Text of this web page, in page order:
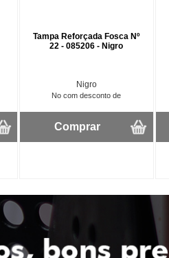
Tampa Reforçada Fosca Nº
22 - 085206 - Nigro
Nigro
No com desconto de
Comprar